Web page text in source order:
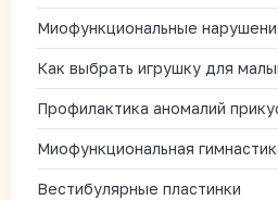
Миофункциональные
Как выбрать игрушку для
Профилактика аномалий
Миофункциональная
Вестибулярные пластинки